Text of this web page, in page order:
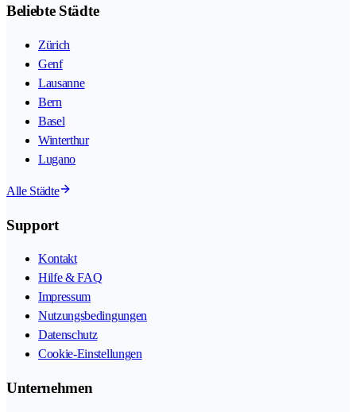
Beliebte Städte
Zürich
Genf
Lausanne
Bern
Basel
Winterthur
Lugano
Alle Städte
Support
Kontakt
Hilfe & FAQ
Impressum
Nutzungsbedingungen
Datenschutz
Cookie-Einstellungen
Unternehmen